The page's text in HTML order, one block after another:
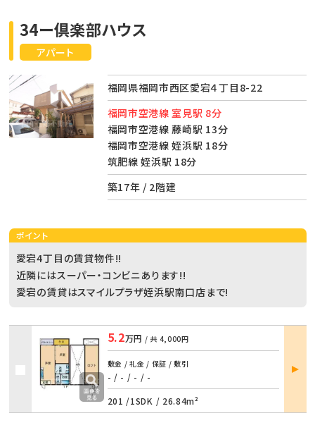
アパート
34ー倶楽部ハウス
福岡県福岡市西区愛宕４丁目8-22
福岡市空港線 室見駅 8分
福岡市空港線 藤崎駅 13分
福岡市空港線 姪浜駅 18分
筑肥線 姪浜駅 18分
築17年 / 2階建
ポイント
愛宕4丁目の賃貸物件!!
近隣にはスーパー・コンビニあります!!
愛宕の賃貸はスマイルプラザ姪浜駅南口店まで!
5.2万円 / 共 4,000円
敷金 / 礼金 / 保証 / 敷引
- / - / - / -
201 /1SDK / 26.84m²
部屋
詳細